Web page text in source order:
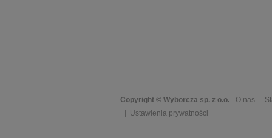
Copyright © Wyborcza sp. z o.o. O nas
Ustawienia prywatności